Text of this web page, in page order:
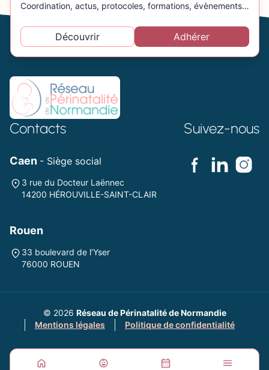
Coordination, actus, protocoles, formations, évènements…
Découvrir Adhérer
Contacts
Caen - Siège social
3 rue du Docteur Laënnec
14200 HÉROUVILLE-SAINT-CLAIR
Rouen
33 boulevard de l’Yser
76000 ROUEN
Suivez-nous
© 2026 Réseau de Périnatalité de Normandie
Mentions légales
Politique de confidentialité